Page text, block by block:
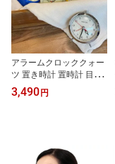
アラームクロッククォー
ツ 置き時計 置時計 目覚
まし時計 目覚し時計 ア
ラーム時計 デスククロッ
ON ダルトン 100-053Q
3,490 円